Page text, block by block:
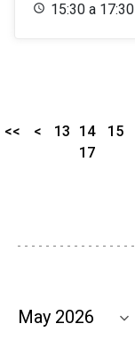
15:30 a 17:30
<< < 13 14 15
17